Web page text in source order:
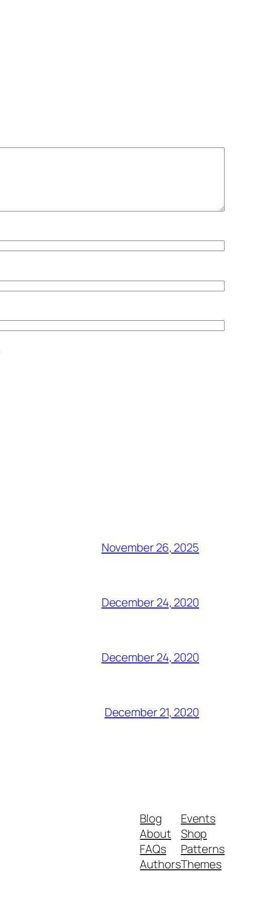
November 26, 2025
December 24, 2020
December 24, 2020
December 21, 2020
Blog
About
FAQs
Authors
Events
Shop
Patterns
Themes